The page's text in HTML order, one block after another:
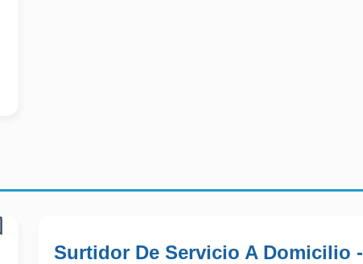
Surtidor De Servicio A Domicilio -